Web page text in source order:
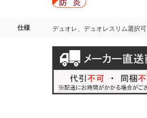
仕様 デュオレ、デュオレスリム選択可